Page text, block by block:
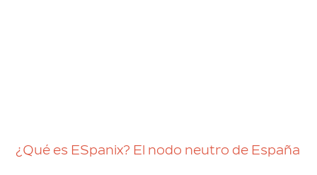
¿Qué es ESpanix? El nodo neutro de España